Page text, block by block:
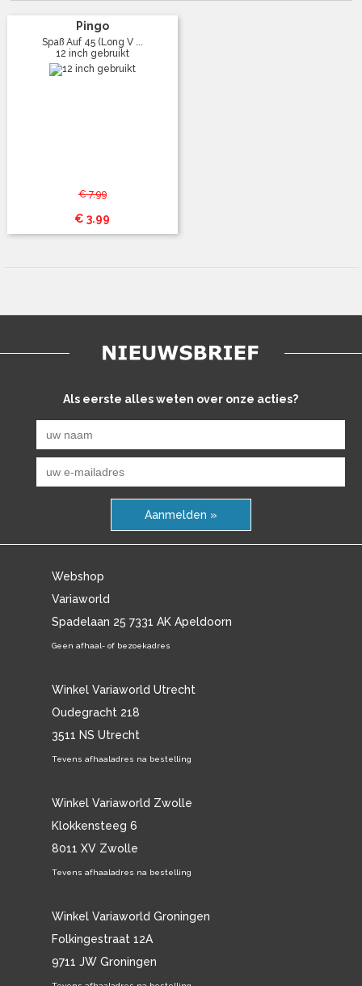
Pingo
Spaß Auf 45 (Long V ...
12 inch gebruikt
€ 7.99
€ 3.99
Als eerste alles weten over onze acties?
Aanmelden »
Webshop
Variaworld
Spadelaan 25 7331 AK Apeldoorn
Geen afhaal- of bezoekadres
Winkel Variaworld Utrecht
Oudegracht 218
3511 NS Utrecht
Tevens afhaaladres na bestelling
Winkel Variaworld Zwolle
Klokkensteeg 6
8011 XV Zwolle
Tevens afhaaladres na bestelling
Winkel Variaworld Groningen
Folkingestraat 12A
9711 JW Groningen